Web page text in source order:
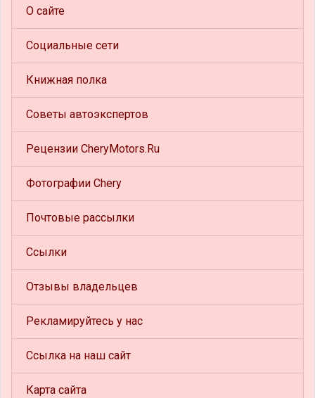
О сайте
Социальные сети
Книжная полка
Советы автоэкспертов
Рецензии CheryMotors.Ru
Фотографии Chery
Почтовые рассылки
Ссылки
Отзывы владельцев
Рекламируйтесь у нас
Ссылка на наш сайт
Карта сайта